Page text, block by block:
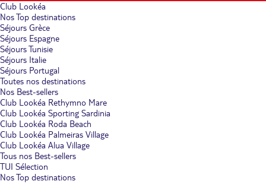
Club Lookéa
Nos Top destinations
Séjours Grèce
Séjours Espagne
Séjours Tunisie
Séjours Italie
Séjours Portugal
Toutes nos destinations
Nos Best-sellers
Club Lookéa Rethymno Mare
Club Lookéa Sporting Sardinia
Club Lookéa Roda Beach
Club Lookéa Palmeiras Village
Club Lookéa Alua Village
Tous nos Best-sellers
TUI Sélection
Nos Top destinations